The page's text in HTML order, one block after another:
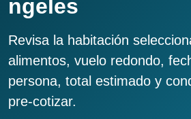
ngeles
Revisa la habitación
alimentos, vuelo redondo,
persona, total estimado y
pre-cotizar.